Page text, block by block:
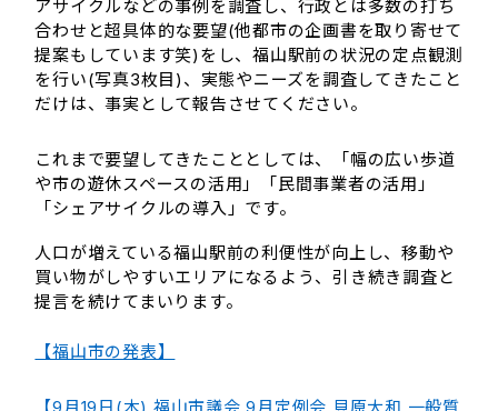
アサイクルなどの事例を調査し、行政とは多数の打ち
合わせと超具体的な要望(他都市の企画書を取り寄せて
提案もしています笑)をし、福山駅前の状況の定点観測
を行い(写真3枚目)、実態やニーズを調査してきたこと
だけは、事実として報告させてください。
これまで要望してきたこととしては、「幅の広い歩道
や市の遊休スペースの活用」「民間事業者の活用」
「シェアサイクルの導入」です。
人口が増えている福山駅前の利便性が向上し、移動や
買い物がしやすいエリアになるよう、引き続き調査と
提言を続けてまいります。
【福山市の発表】
【9月19日(木) 福山市議会 9月定例会 貝原大和 一般質